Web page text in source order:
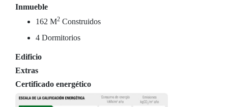
Inmueble
162 M2 Construidos
4 Dormitorios
Edificio
Extras
Certificado energético